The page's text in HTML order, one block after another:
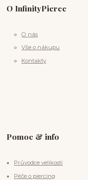
O InfinityPierce
O nás
Vše o nákupu
Kontakty
Pomoc & info
Průvodce velikostí
Péče o piercing